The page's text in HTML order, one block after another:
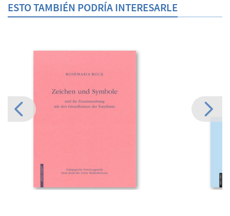
ESTO TAMBIÉN PODRÍA INTERESARLE